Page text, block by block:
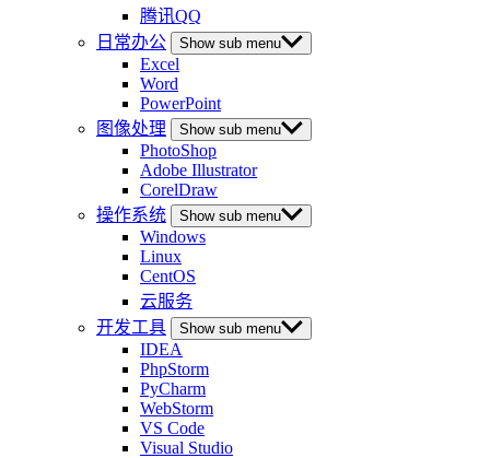
腾讯QQ
日常办公
Show sub menu
Excel
Word
PowerPoint
图像处理
Show sub menu
PhotoShop
Adobe Illustrator
CorelDraw
操作系统
Show sub menu
Windows
Linux
CentOS
云服务
开发工具
Show sub menu
IDEA
PhpStorm
PyCharm
WebStorm
VS Code
Visual Studio